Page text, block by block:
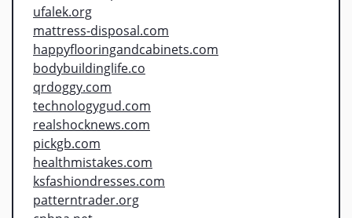
ufalek.org
mattress-disposal.com
happyflooringandcabinets.com
bodybuildinglife.co
qrdoggy.com
technologygud.com
realshocknews.com
pickgb.com
healthmistakes.com
ksfashiondresses.com
patterntrader.org